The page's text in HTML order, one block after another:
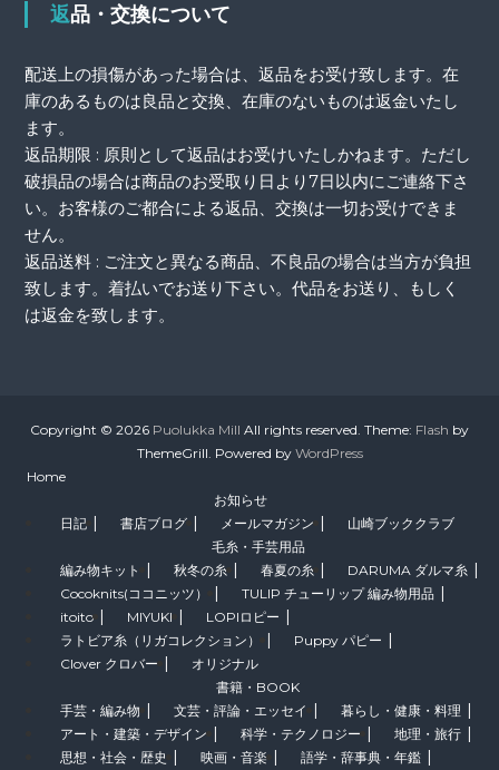
返品・交換について
配送上の損傷があった場合は、返品をお受け致します。在
庫のあるものは良品と交換、在庫のないものは返金いたし
ます。
返品期限 : 原則として返品はお受けいたしかねます。ただし
破損品の場合は商品のお受取り日より7日以内にご連絡下さ
い。お客様のご都合による返品、交換は一切お受けできま
せん。
返品送料 : ご注文と異なる商品、不良品の場合は当方が負担
致します。着払いでお送り下さい。代品をお送り、もしく
は返金を致します。
Copyright © 2026 Puolukka Mill All rights reserved. Theme: Flash by
ThemeGrill. Powered by WordPress
Home
お知らせ
日記
書店ブログ メールマガジン
山崎ブッククラブ
毛糸・手芸用品
編み物キット
秋冬の糸 春夏の糸
DARUMA ダルマ糸
Cocoknits(ココニッツ）
TULIP チューリップ 編み物用品
itoito
MIYUKI
LOPIロピー
ラトビア糸（リガコレクション）
Puppy パピー
Clover クロバー
オリジナル
書籍・BOOK
手芸・編み物
文芸・評論・エッセイ
暮らし・健康・料理
アート・建築・デザイン
科学・テクノロジー
地理・旅行
思想・社会・歴史
映画・音楽 語学・辞事典・年鑑